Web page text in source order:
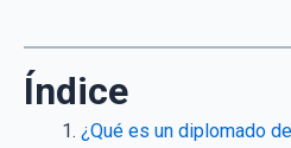
Índice
¿Qué es un diplomado